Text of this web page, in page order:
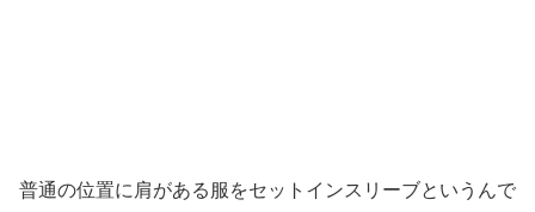
普通の位置に肩がある服をセットインスリーブというんで